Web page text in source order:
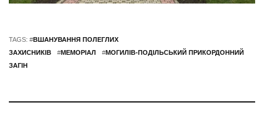
TAGS: #ВШАНУВАННЯ ПОЛЕГЛИХ
ЗАХИСНИКІВ
#МЕМОРІАЛ #МОГИЛІВ-ПОДІЛЬСЬКИЙ ПРИКОРДОННИЙ
ЗАГІН